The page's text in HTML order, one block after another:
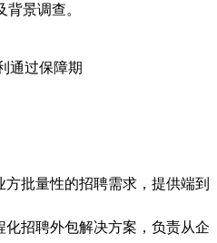
景调查。
通过保障期
批量性的招聘需求，提供端到
招聘外包解决方案，负责从企